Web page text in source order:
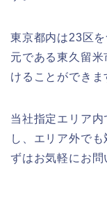
東京都内は23区
元である東久留
けることができま
当社指定エリア
し、エリア外で
ずはお気軽にお問